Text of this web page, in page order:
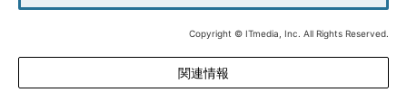
Copyright © ITmedia, Inc. All Rights Reserved.
関連情報